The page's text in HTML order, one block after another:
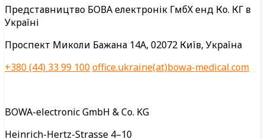
Представництво БОВА електронік ГмбХ енд Ко. КГ в
Україні
Проспект Миколи Бажана 14А, 02072 Київ, Україна
+380 (44) 33 99 100office.ukraine(at)bowa-medical.com
BOWA-electronic GmbH & Co. KG
Heinrich-Hertz-Strasse 4–10